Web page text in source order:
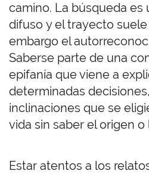
camino. La búsqueda es
difuso y el trayecto
embargo el
Saberse parte de una
epifanía que viene a
determinadas
inclinaciones que se
vida sin saber el origen o
Estar atentos a los